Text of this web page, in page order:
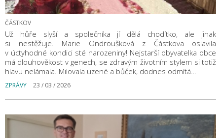
ČÁSTKOV
Už hůře slyší a společníka jí dělá chodítko, ale jinak
si nestěžuje. Marie Ondroušková z Částkova oslavila
v úctyhodné kondici sté narozeniny! Nejstarší obyvatelka obce
má dlouhověkost v genech, se zdravým životním stylem si totiž
hlavu nelámala. Milovala uzené a bůček, dodnes odmítá…
ZPRÁVY 23 / 03 / 2026